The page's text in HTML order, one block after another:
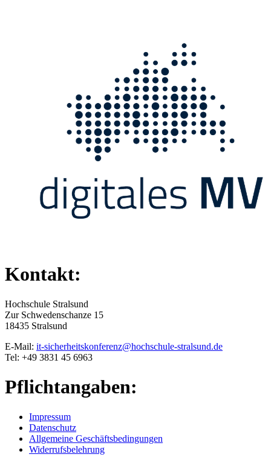
Kontakt:
Hochschule Stralsund
Zur Schwedenschanze 15
18435 Stralsund
E-Mail: it-sicherheitskonferenz@hochschule-stralsund.de
Tel: +49 3831 45 6963
Pflichtangaben:
Impressum
Datenschutz
Allgemeine Geschäftsbedingungen
Widerrufsbelehrung